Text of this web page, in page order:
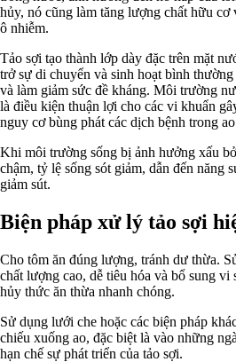
hủy, nó cũng làm tăng lượng chất hữu cơ
ô nhiễm.
Tảo sợi tạo thành lớp dày đặc trên mặt
trở sự di chuyển và sinh hoạt bình
và làm giảm sức đề kháng. Môi trường
là điều kiện thuận lợi cho các vi khuẩn
nguy cơ bùng phát các dịch bệnh trong
Khi môi trường sống bị ảnh hưởng xấu
chậm, tỷ lệ sống sót giảm, dẫn đến năng
giảm sút.
Biện pháp xử lý tảo sợi
Cho tôm ăn đúng lượng, tránh dư thừa.
chất lượng cao, dễ tiêu hóa và bổ sung
hủy thức ăn thừa nhanh chóng.
Sử dụng lưới che hoặc các biện pháp
chiếu xuống ao, đặc biệt là vào những
hạn chế sự phát triển của tảo sợi.